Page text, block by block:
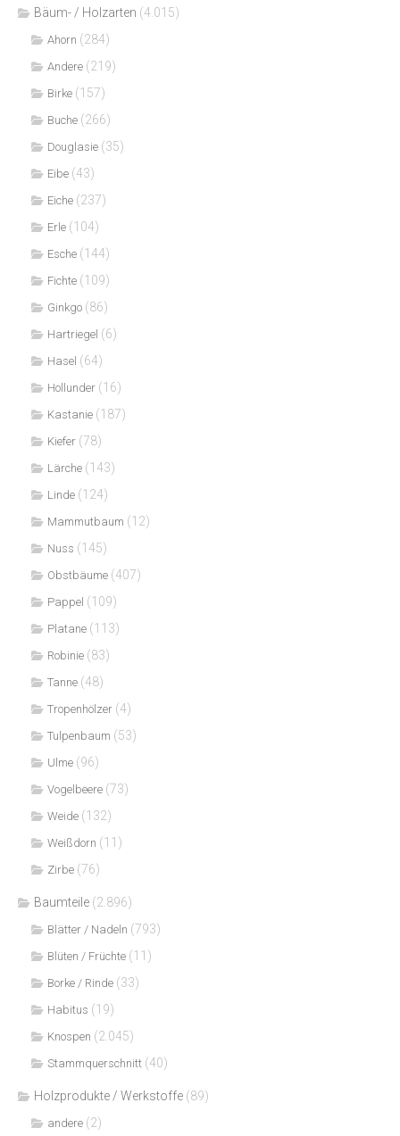
Bäum- / Holzarten (4.015)
Ahorn (284)
Andere (219)
Birke (157)
Buche (266)
Douglasie (35)
Eibe (43)
Eiche (237)
Erle (104)
Esche (144)
Fichte (109)
Ginkgo (86)
Hartriegel (6)
Hasel (64)
Hollunder (16)
Kastanie (187)
Kiefer (78)
Lärche (143)
Linde (124)
Mammutbaum (12)
Nuss (145)
Obstbäume (407)
Pappel (109)
Platane (113)
Robinie (83)
Tanne (48)
Tropenhölzer (4)
Tulpenbaum (53)
Ulme (96)
Vogelbeere (73)
Weide (132)
Weißdorn (11)
Zirbe (76)
Baumteile (2.896)
Blätter / Nadeln (793)
Blüten / Früchte (11)
Borke / Rinde (33)
Habitus (19)
Knospen (2.045)
Stammquerschnitt (40)
Holzprodukte / Werkstoffe (89)
andere (2)